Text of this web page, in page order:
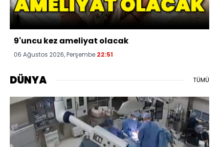
9'uncu kez ameliyat olacak
06 Ağustos 2026, Perşembe 22:51
DÜNYA TÜMÜ